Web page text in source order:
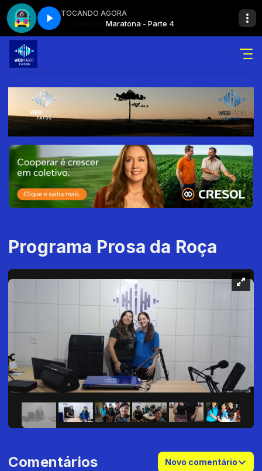
TOCANDO AGORA
4 Maratona - Parte 4
Programa Prosa da Roça
Comentários Novo comentário